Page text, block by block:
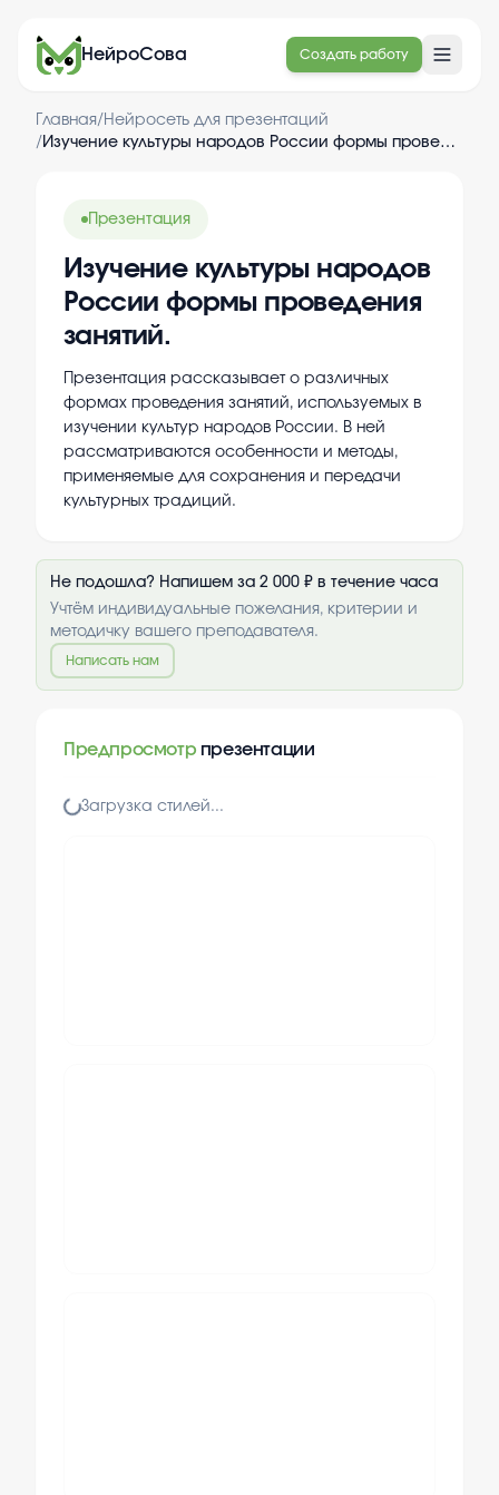
НейроСова Создать работу
Главная/ Нейросеть для презентаций
/
Изучение культуры народов России формы проведения занятий.
Презентация
Изучение культуры народов
России формы проведения
занятий.
Презентация рассказывает о различных
формах проведения занятий, используемых в
изучении культур народов России. В ней
рассматриваются особенности и методы,
применяемые для сохранения и передачи
культурных традиций.
Не подошла? Напишем за 2 000 ₽ в течение часа
Учтём индивидуальные пожелания, критерии и
методичку вашего преподавателя.
Написать нам
Предпросмотр презентации
Загрузка стилей...